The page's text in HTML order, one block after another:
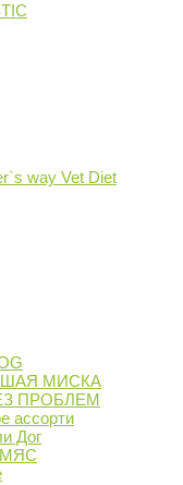
way Vet Diet
МИСКА
ПРОБЛЕМ
ассорти
Дог